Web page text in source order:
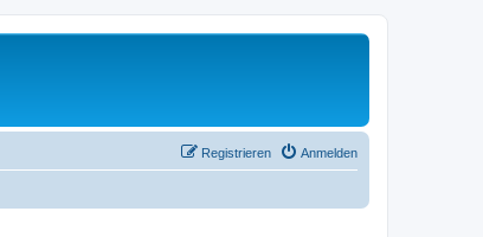
Anmelden
Registrieren